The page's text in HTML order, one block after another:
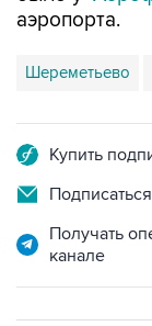
аэропорта.
Шереметьево
Купить
Получать
канале